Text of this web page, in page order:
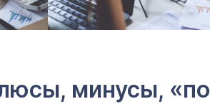
минусы,